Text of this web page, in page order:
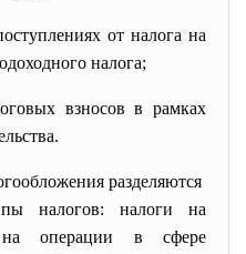
от налога на
налога;
в рамках
разделяются
налогов: налоги на
на операции в сфере